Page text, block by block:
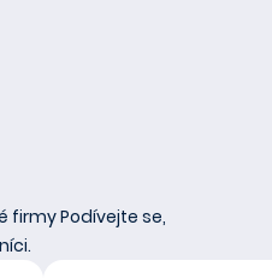
firmy Podívejte se,